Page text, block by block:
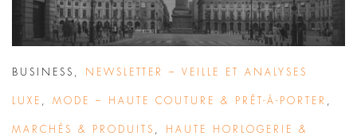
BUSINESS NEWSLETTER – VEILLE ET ANALYSES
LUXE MODE – HAUTE COUTURE & PRÊT-À-PORTER
MARCHÉS & PRODUITS HAUTE HORLOGERIE &